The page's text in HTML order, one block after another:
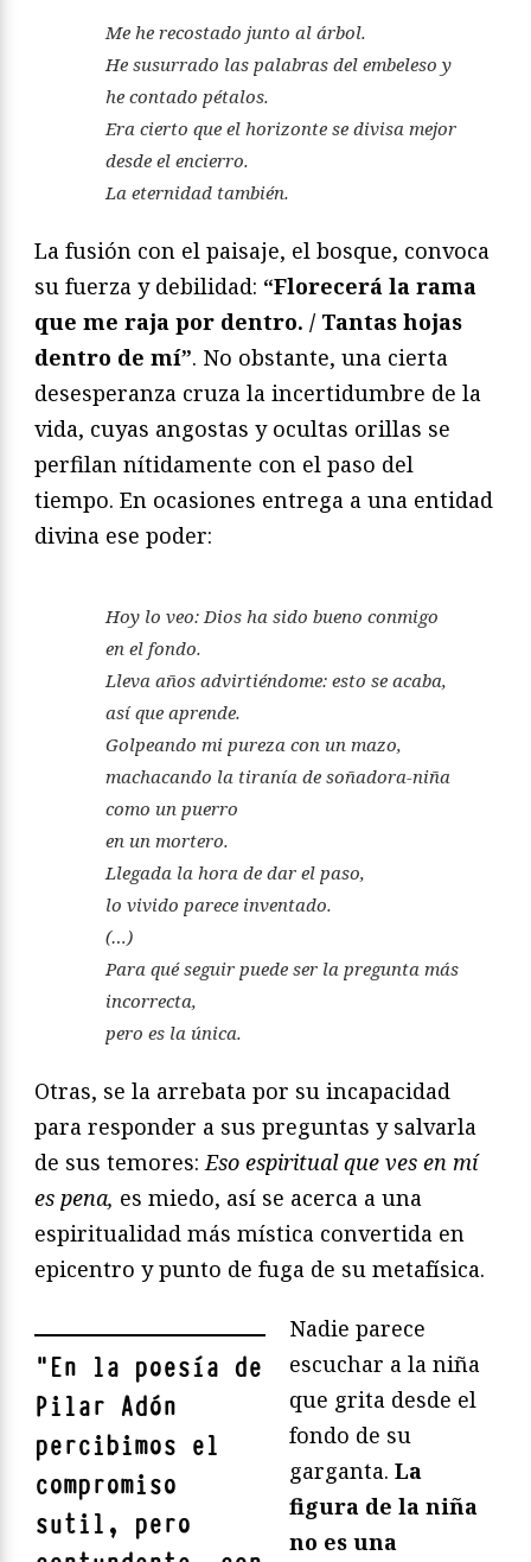
Me he recostado junto al árbol.
He susurrado las palabras del embeleso y
he contado pétalos.
Era cierto que el horizonte se divisa mejor
desde el encierro.
La eternidad también.
La fusión con el paisaje, el bosque, convoca
su fuerza y debilidad: “Florecerá la rama
que me raja por dentro. / Tantas hojas
dentro de mí”. No obstante, una cierta
desesperanza cruza la incertidumbre de la
vida, cuyas angostas y ocultas orillas se
perfilan nítidamente con el paso del
tiempo. En ocasiones entrega a una entidad
divina ese poder:
Hoy lo veo: Dios ha sido bueno conmigo
en el fondo.
Lleva años advirtiéndome: esto se acaba,
así que aprende.
Golpeando mi pureza con un mazo,
machacando la tiranía de soñadora-niña
como un puerro
en un mortero.
Llegada la hora de dar el paso,
lo vivido parece inventado.
(…)
Para qué seguir puede ser la pregunta más
incorrecta,
pero es la única.
Otras, se la arrebata por su incapacidad
para responder a sus preguntas y salvarla
de sus temores: Eso espiritual que ves en mí
es pena, es miedo, así se acerca a una
espiritualidad más mística convertida en
epicentro y punto de fuga de su metafísica.
"En la poesía de
Pilar Adón
percibimos el
compromiso
sutil, pero
Nadie parece
escuchar a la niña
que grita desde el
fondo de su
garganta. La
figura de la niña
no es una